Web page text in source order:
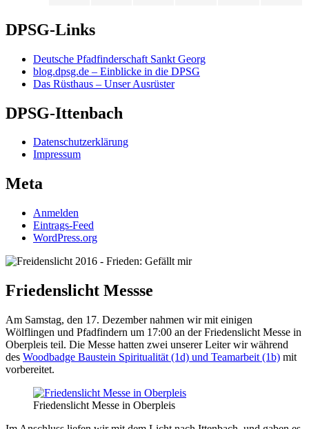
DPSG-Links
Deutsche Pfadfinderschaft Sankt Georg
blog.dpsg.de – Einblicke in die DPSG
Das Rüsthaus – Unser Ausrüster
DPSG-Ittenbach
Datenschutzerklärung
Impressum
Meta
Anmelden
Eintrags-Feed
WordPress.org
Friedenslicht Messse
Am Samstag, den 17. Dezember nahmen wir mit einigen
Wölflingen und Pfadfindern um 17:00 an der Friedenslicht Messe in
Oberpleis teil. Die Messe hatten zwei unserer Leiter wir während
des Woodbadge Baustein Spiritualität (1d) und Teamarbeit (1b) mit
vorbereitet.
Friedenslicht Messe in Oberpleis